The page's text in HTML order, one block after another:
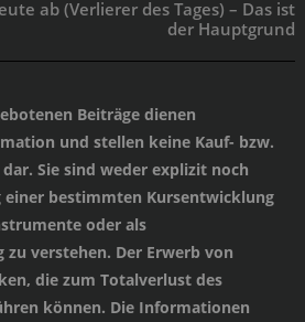
ab (Verlierer des Tages) – Das ist
der Hauptgrund
Beiträge dienen
und stellen keine Kauf- bzw.
Sie sind weder explizit noch
einer bestimmten Kursentwicklung
oder als
verstehen. Der Erwerb von
die zum Totalverlust des
können. Die Informationen